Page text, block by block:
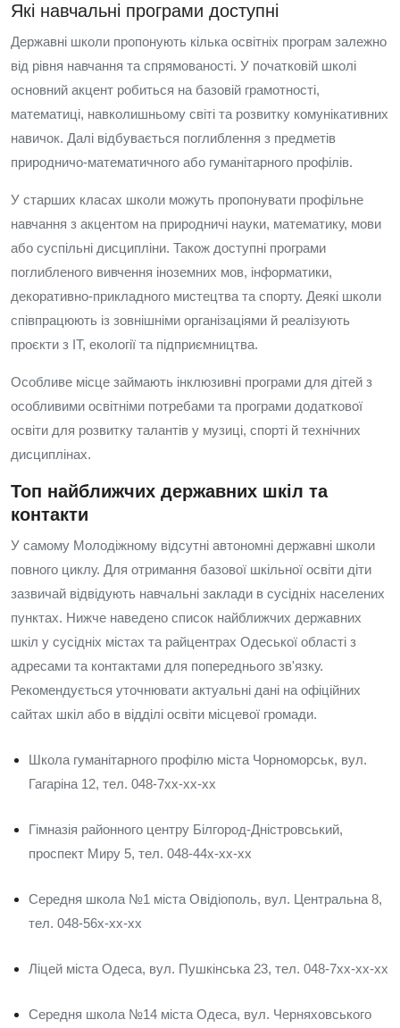
Які навчальні програми доступні
Державні школи пропонують кілька освітніх програм залежно
від рівня навчання та спрямованості. У початковій школі
основний акцент робиться на базовій грамотності,
математиці, навколишньому світі та розвитку комунікативних
навичок. Далі відбувається поглиблення з предметів
природничо‑математичного або гуманітарного профілів.
У старших класах школи можуть пропонувати профільне
навчання з акцентом на природничі науки, математику, мови
або суспільні дисципліни. Також доступні програми
поглибленого вивчення іноземних мов, інформатики,
декоративно‑прикладного мистецтва та спорту. Деякі школи
співпрацюють із зовнішніми організаціями й реалізують
проєкти з IT, екології та підприємництва.
Особливе місце займають інклюзивні програми для дітей з
особливими освітніми потребами та програми додаткової
освіти для розвитку талантів у музиці, спорті й технічних
дисциплінах.
Топ найближчих державних шкіл та
контакти
У самому Молодіжному відсутні автономні державні школи
повного циклу. Для отримання базової шкільної освіти діти
зазвичай відвідують навчальні заклади в сусідніх населених
пунктах. Нижче наведено список найближчих державних
шкіл у сусідніх містах та райцентрах Одеської області з
адресами та контактами для попереднього зв'язку.
Рекомендується уточнювати актуальні дані на офіційних
сайтах шкіл або в відділі освіти місцевої громади.
Школа гуманітарного профілю міста Чорноморськ, вул.
Гагаріна 12, тел. 048-7xx-xx-xx
Гімназія районного центру Білгород‑Дністровський,
проспект Миру 5, тел. 048-44x-xx-xx
Середня школа №1 міста Овідіополь, вул. Центральна 8,
тел. 048-56x-xx-xx
Ліцей міста Одеса, вул. Пушкінська 23, тел. 048-7xx-xx-xx
Середня школа №14 міста Одеса, вул. Черняховського